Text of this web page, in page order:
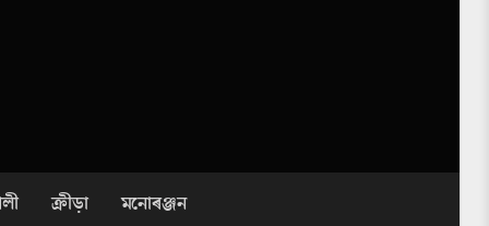
ক্ৰীড়া মনোৰঞ্জন